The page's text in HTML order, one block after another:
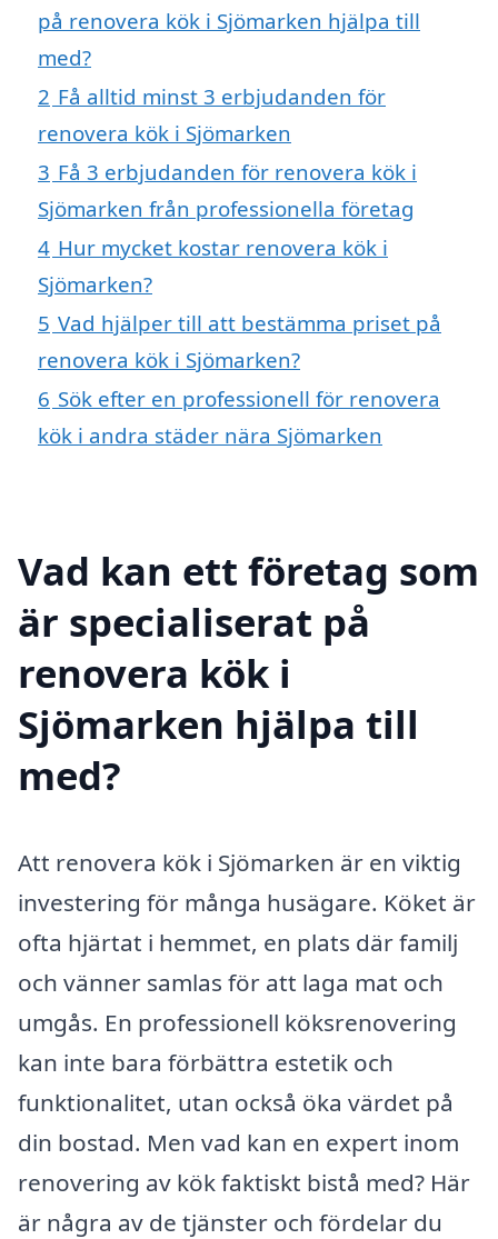
på renovera kök i Sjömarken hjälpa till
med?
2 Få alltid minst 3 erbjudanden för
renovera kök i Sjömarken
3 Få 3 erbjudanden för renovera kök i
Sjömarken från professionella företag
4 Hur mycket kostar renovera kök i
Sjömarken?
5 Vad hjälper till att bestämma priset på
renovera kök i Sjömarken?
6 Sök efter en professionell för renovera
kök i andra städer nära Sjömarken
Vad kan ett företag som
är specialiserat på
renovera kök i
Sjömarken hjälpa till
med?
Att renovera kök i Sjömarken är en viktig
investering för många husägare. Köket är
ofta hjärtat i hemmet, en plats där familj
och vänner samlas för att laga mat och
umgås. En professionell köksrenovering
kan inte bara förbättra estetik och
funktionalitet, utan också öka värdet på
din bostad. Men vad kan en expert inom
renovering av kök faktiskt bistå med? Här
är några av de tjänster och fördelar du